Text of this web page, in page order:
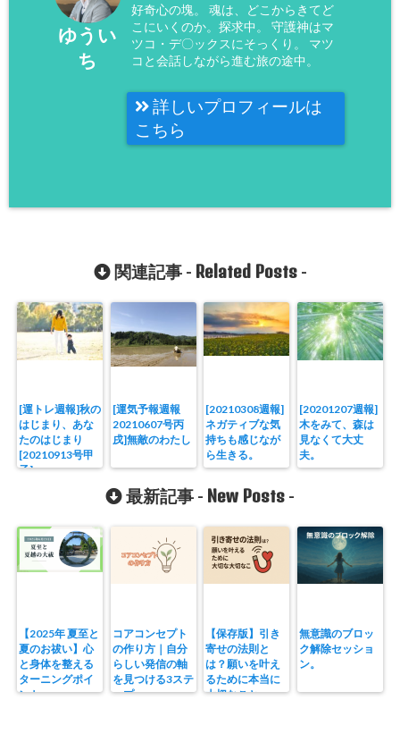
ゆうい
ち
好奇心の塊。 魂は、どこからきてど
こにいくのか。探求中。 守護神はマ
ツコ・デ〇ックスにそっくり。 マツ
コと会話しながら進む旅の途中。
詳しいプロフィールは
こちら
関連記事 - Related Posts-
[運トレ週報]秋の
はじまり、あな
たのはじまり
[20210913号甲
子]
[運気予報週報
20210607号丙
戌]無敵のわたし
[20210308週報]
ネガティブな気
持ちも感じなが
ら生きる。
[20201207週報]
木をみて、森は
見なくて大丈
夫。
最新記事 - New Posts -
【2025年 夏至と
夏のお祓い】心
と身体を整える
ターニングポイ
ント
コアコンセプト
の作り方｜自分
らしい発信の軸
を見つける3ステ
ップ
【保存版】引き
寄せの法則と
は？願いを叶え
るために本当に
大切なこと。
無意識のブロッ
ク解除セッショ
ン。